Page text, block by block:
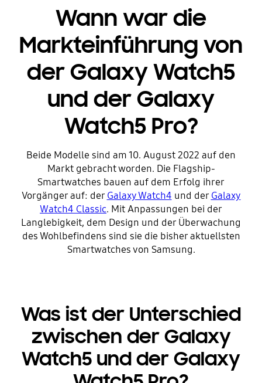
Wann war die
Markteinführung von
der Galaxy Watch5
und der Galaxy
Watch5 Pro?
Beide Modelle sind am 10. August 2022 auf den
Markt gebracht worden. Die Flagship-
Smartwatches bauen auf dem Erfolg ihrer
Vorgänger auf: der Galaxy Watch4 und der Galaxy
Watch4 Classic. Mit Anpassungen bei der
Langlebigkeit, dem Design und der Überwachung
des Wohlbefindens sind sie die bisher aktuellsten
Smartwatches von Samsung.
Was ist der Unterschied
zwischen der Galaxy
Watch5 und der Galaxy